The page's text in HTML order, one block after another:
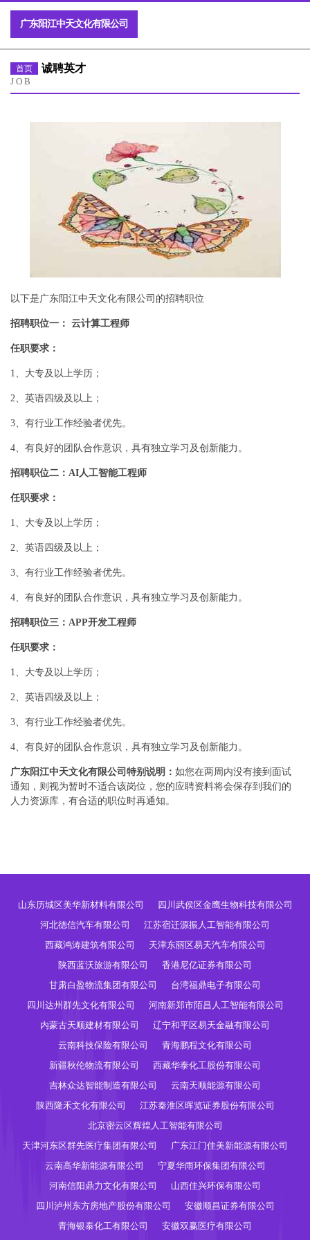
广东阳江中天文化有限公司
首页 诚聘英才
JOB
以下是广东阳江中天文化有限公司的招聘职位
招聘职位一： 云计算工程师
任职要求：
1、大专及以上学历；
2、英语四级及以上；
3、有行业工作经验者优先。
4、有良好的团队合作意识，具有独立学习及创新能力。
招聘职位二：AI人工智能工程师
任职要求：
1、大专及以上学历；
2、英语四级及以上；
3、有行业工作经验者优先。
4、有良好的团队合作意识，具有独立学习及创新能力。
招聘职位三：APP开发工程师
任职要求：
1、大专及以上学历；
2、英语四级及以上；
3、有行业工作经验者优先。
4、有良好的团队合作意识，具有独立学习及创新能力。
广东阳江中天文化有限公司特别说明： 如您在两周内没有接到面试
通知，则视为暂时不适合该岗位，您的应聘资料将会保存到我们的
人力资源库，有合适的职位时再通知。
山东历城区美华新材料有限公司
四川武侯区金鹰生物科技有限公司
河北德信汽车有限公司
江苏宿迁源振人工智能有限公司
西藏鸿涛建筑有限公司
天津东丽区易天汽车有限公司
陕西蓝沃旅游有限公司
香港尼亿证券有限公司
甘肃白盈物流集团有限公司
台湾福鼎电子有限公司
四川达州群先文化有限公司
河南新郑市陌昌人工智能有限公司
内蒙古天顺建材有限公司
辽宁和平区易天金融有限公司
云南科技保险有限公司
青海鹏程文化有限公司
新疆秋伦物流有限公司
西藏华泰化工股份有限公司
吉林众达智能制造有限公司
云南天顺能源有限公司
陕西隆禾文化有限公司
江苏秦淮区晖览证券股份有限公司
北京密云区辉煌人工智能有限公司
天津河东区群先医疗集团有限公司
广东江门佳美新能源有限公司
云南高华新能源有限公司
宁夏华雨环保集团有限公司
河南信阳鼎力文化有限公司
山西佳兴环保有限公司
四川泸州东方房地产股份有限公司
安徽顺昌证券有限公司
青海银泰化工有限公司
安徽双赢医疗有限公司